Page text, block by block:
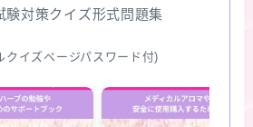
験対策クイズ形式問題集
クイズページパスワード付)